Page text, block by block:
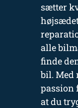
sætter
alle
finde
bil. Med
passion
at du